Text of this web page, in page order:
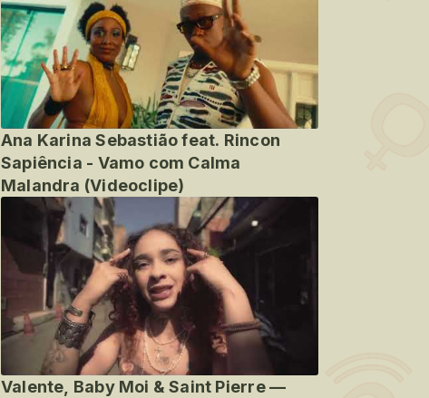
Ana Karina Sebastião feat. Rincon
Sapiência - Vamo com Calma
Malandra (Videoclipe)
Valente, Baby Moi & Saint Pierre —